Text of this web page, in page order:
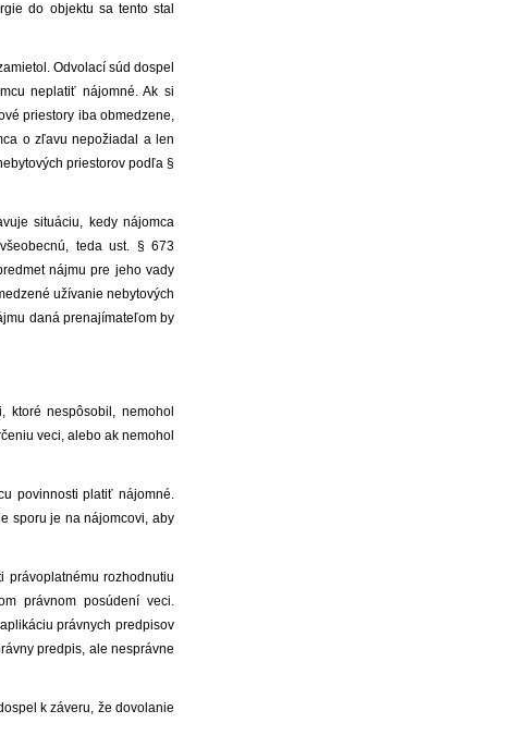
do objektu sa tento stal
Odvolací súd dospel
neplatiť nájomné. Ak si
priestory iba obmedzene,
o zľavu nepožiadal a len
priestorov podľa §
situáciu, kedy nájomca
teda ust. § 673
nájmu pre jeho vady
užívanie nebytových
daná prenajímateľom by
nespôsobil, nemohol
veci, alebo ak nemohol
povinnosti platiť nájomné.
sporu je na nájomcovi, aby
právoplatnému rozhodnutiu
právnom posúdení veci.
právnych predpisov
predpis, ale nesprávne
k záveru, že dovolanie